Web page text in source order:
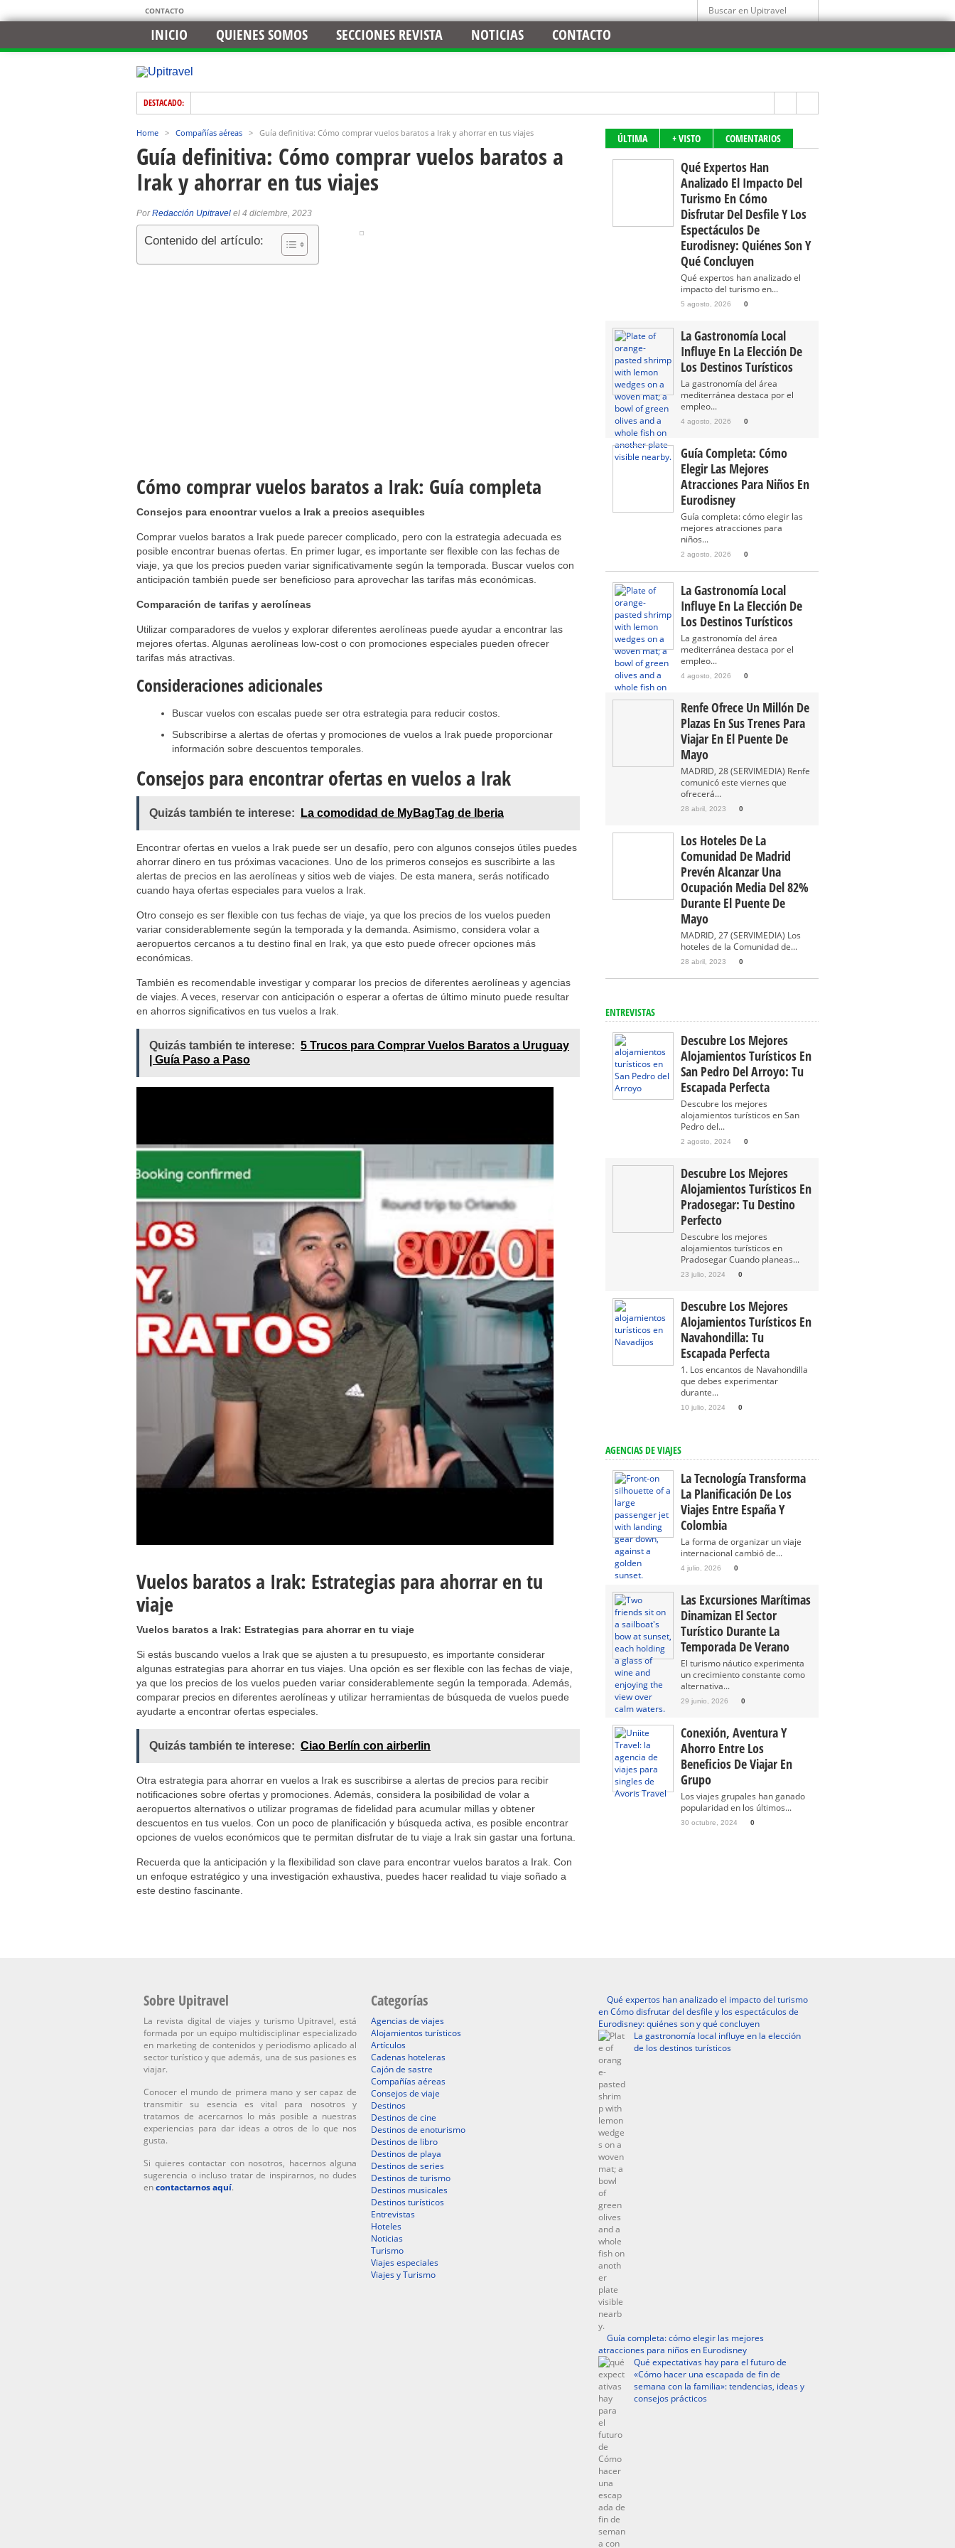
CONTACTO
INICIO QUIENES SOMOS SECCIONES REVISTA NOTICIAS CONTACTO
DESTACADO:
Home > Compañías aéreas > Guía definitiva: Cómo comprar vuelos baratos a Irak y ahorrar en tus viajes
Guía definitiva: Cómo comprar vuelos baratos a
Irak y ahorrar en tus viajes
PorRedacción Upitravel el 4 diciembre, 2023
Contenido del artículo:
Cómo comprar vuelos baratos a Irak: Guía completa
Consejos para encontrar vuelos a Irak a precios asequibles
Comprar vuelos baratos a Irak puede parecer complicado, pero con la estrategia adecuada es
posible encontrar buenas ofertas. En primer lugar, es importante ser flexible con las fechas de
viaje, ya que los precios pueden variar significativamente según la temporada. Buscar vuelos con
anticipación también puede ser beneficioso para aprovechar las tarifas más económicas.
Comparación de tarifas y aerolíneas
Utilizar comparadores de vuelos y explorar diferentes aerolíneas puede ayudar a encontrar las
mejores ofertas. Algunas aerolíneas low-cost o con promociones especiales pueden ofrecer
tarifas más atractivas.
Consideraciones adicionales
Buscar vuelos con escalas puede ser otra estrategia para reducir costos.
Subscribirse a alertas de ofertas y promociones de vuelos a Irak puede proporcionar
información sobre descuentos temporales.
Consejos para encontrar ofertas en vuelos a Irak
Quizás también te interese: La comodidad de MyBagTag de Iberia
Encontrar ofertas en vuelos a Irak puede ser un desafío, pero con algunos consejos útiles puedes
ahorrar dinero en tus próximas vacaciones. Uno de los primeros consejos es suscribirte a las
alertas de precios en las aerolíneas y sitios web de viajes. De esta manera, serás notificado
cuando haya ofertas especiales para vuelos a Irak.
Otro consejo es ser flexible con tus fechas de viaje, ya que los precios de los vuelos pueden
variar considerablemente según la temporada y la demanda. Asimismo, considera volar a
aeropuertos cercanos a tu destino final en Irak, ya que esto puede ofrecer opciones más
económicas.
También es recomendable investigar y comparar los precios de diferentes aerolíneas y agencias
de viajes. A veces, reservar con anticipación o esperar a ofertas de último minuto puede resultar
en ahorros significativos en tus vuelos a Irak.
Quizás también te interese: 5 Trucos para Comprar Vuelos Baratos a Uruguay
| Guía Paso a Paso
Vuelos baratos a Irak: Estrategias para ahorrar en tu
viaje
Vuelos baratos a Irak: Estrategias para ahorrar en tu viaje
Si estás buscando vuelos a Irak que se ajusten a tu presupuesto, es importante considerar
algunas estrategias para ahorrar en tus viajes. Una opción es ser flexible con las fechas de viaje,
ya que los precios de los vuelos pueden variar considerablemente según la temporada. Además,
comparar precios en diferentes aerolíneas y utilizar herramientas de búsqueda de vuelos puede
ayudarte a encontrar ofertas especiales.
Quizás también te interese: Ciao Berlín con airberlin
Otra estrategia para ahorrar en vuelos a Irak es suscribirse a alertas de precios para recibir
notificaciones sobre ofertas y promociones. Además, considera la posibilidad de volar a
aeropuertos alternativos o utilizar programas de fidelidad para acumular millas y obtener
descuentos en tus vuelos. Con un poco de planificación y búsqueda activa, es posible encontrar
opciones de vuelos económicos que te permitan disfrutar de tu viaje a Irak sin gastar una fortuna.
Recuerda que la anticipación y la flexibilidad son clave para encontrar vuelos baratos a Irak. Con
un enfoque estratégico y una investigación exhaustiva, puedes hacer realidad tu viaje soñado a
este destino fascinante.
ÚLTIMA + VISTO COMENTARIOS
Qué Expertos Han
Analizado El Impacto Del
Turismo En Cómo
Disfrutar Del Desfile Y Los
Espectáculos De
Eurodisney: Quiénes Son Y
Qué Concluyen
Qué expertos han analizado el
impacto del turismo en...
5 agosto, 2026 0
La Gastronomía Local
Influye En La Elección De
Los Destinos Turísticos
La gastronomía del área
mediterránea destaca por el
empleo...
4 agosto, 2026 0
Guía Completa: Cómo
Elegir Las Mejores
Atracciones Para Niños En
Eurodisney
Guía completa: cómo elegir las
mejores atracciones para
niños...
2 agosto, 2026 0
La Gastronomía Local
Influye En La Elección De
Los Destinos Turísticos
La gastronomía del área
mediterránea destaca por el
empleo...
4 agosto, 2026 0
Renfe Ofrece Un Millón De
Plazas En Sus Trenes Para
Viajar En El Puente De
Mayo
MADRID, 28 (SERVIMEDIA) Renfe
comunicó este viernes que
ofrecerá...
28 abril, 2023 0
Los Hoteles De La
Comunidad De Madrid
Prevén Alcanzar Una
Ocupación Media Del 82%
Durante El Puente De
Mayo
MADRID, 27 (SERVIMEDIA) Los
hoteles de la Comunidad de...
28 abril, 2023 0
ENTREVISTAS
Descubre Los Mejores
Alojamientos Turísticos En
San Pedro Del Arroyo: Tu
Escapada Perfecta
Descubre los mejores
alojamientos turísticos en San
Pedro del...
2 agosto, 2024 0
Descubre Los Mejores
Alojamientos Turísticos En
Pradosegar: Tu Destino
Perfecto
Descubre los mejores
alojamientos turísticos en
Pradosegar Cuando planeas...
23 julio, 2024 0
Descubre Los Mejores
Alojamientos Turísticos En
Navahondilla: Tu
Escapada Perfecta
1. Los encantos de Navahondilla
que debes experimentar
durante...
10 julio, 2024 0
AGENCIAS DE VIAJES
La Tecnología Transforma
La Planificación De Los
Viajes Entre España Y
Colombia
La forma de organizar un viaje
internacional cambió de...
4 julio, 2026 0
Las Excursiones Marítimas
Dinamizan El Sector
Turístico Durante La
Temporada De Verano
El turismo náutico experimenta
un crecimiento constante como
alternativa...
29 junio, 2026 0
Conexión, Aventura Y
Ahorro Entre Los
Beneficios De Viajar En
Grupo
Los viajes grupales han ganado
popularidad en los últimos...
30 octubre, 2024 0
Sobre Upitravel
La revista digital de viajes y turismo Upitravel, está
formada por un equipo multidisciplinar especializado
en marketing de contenidos y periodismo aplicado al
sector turístico y que además, una de sus pasiones es
viajar.
Conocer el mundo de primera mano y ser capaz de
transmitir su esencia es vital para nosotros y
tratamos de acercarnos lo más posible a nuestras
experiencias para dar ideas a otros de lo que nos
gusta.
Si quieres contactar con nosotros, hacernos alguna
sugerencia o incluso tratar de inspirarnos, no dudes
encontactarnos aquí.
Categorías
Agencias de viajes
Alojamientos turísticos
Artículos
Cadenas hoteleras
Cajón de sastre
Compañías aéreas
Consejos de viaje
Destinos
Destinos de cine
Destinos de enoturismo
Destinos de libro
Destinos de playa
Destinos de series
Destinos de turismo
Destinos musicales
Destinos turísticos
Entrevistas
Hoteles
Noticias
Turismo
Viajes especiales
Viajes y Turismo
Qué expertos han analizado el impacto del turismo
en Cómo disfrutar del desfile y los espectáculos de
Eurodisney: quiénes son y qué concluyen
La gastronomía local influye en la elección
de los destinos turísticos
Guía completa: cómo elegir las mejores
atracciones para niños en Eurodisney
Qué expectativas hay para el futuro de
«Cómo hacer una escapada de fin de
semana con la familia»: tendencias, ideas y
consejos prácticos